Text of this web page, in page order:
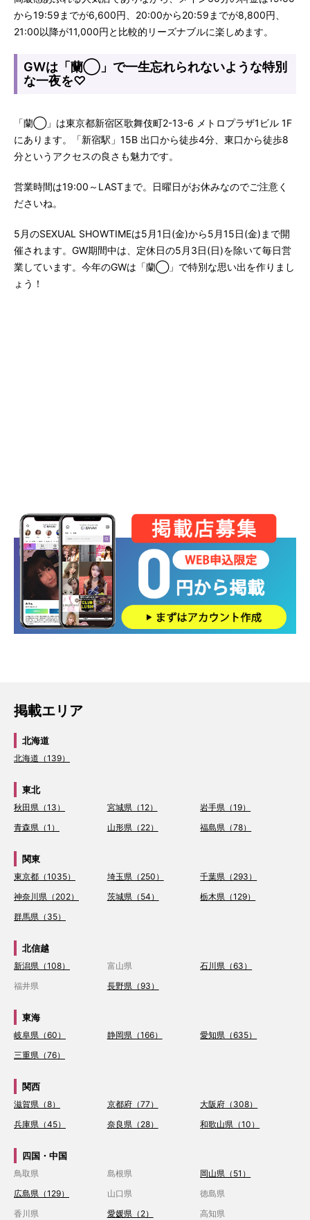
掲載エリア
北海道
北海道（139）
東北
秋田県（13） 宮城県（12）
岩手県（19）
青森県（1）
山形県（22） 福島県（78）
関東
東京都（1035） 埼玉県（250）
千葉県（293）
神奈川県（202）
茨城県（54）
栃木県（129）
群馬県（35）
北信越
新潟県（108） 富山県
石川県（63）
福井県
長野県（93）
東海
岐阜県（60） 静岡県（166）
愛知県（635）
三重県（76）
関西
滋賀県（8） 京都府（77）
大阪府（308）
兵庫県（45）
奈良県（28） 和歌山県（10）
四国・中国
鳥取県 島根県
岡山県（51）
広島県（129）
山口県
徳島県
香川県
愛媛県（2） 高知県